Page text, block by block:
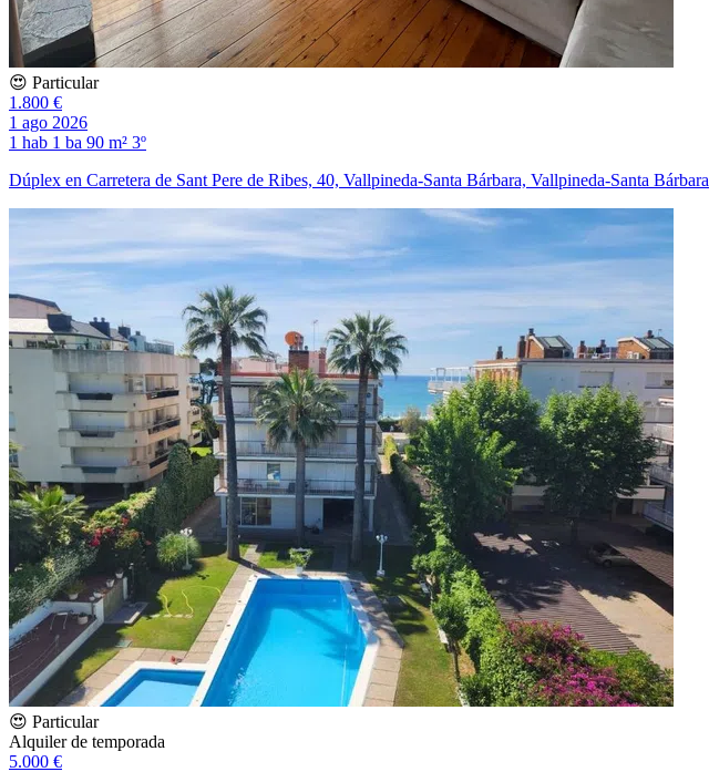
😍 Particular
1.800 €
1 ago 2026
1 hab 1 ba 90 m² 3º
Dúplex en Carretera de Sant Pere de Ribes, 40, Vallpineda-Santa Bárbara, Vallpineda-Santa Bárbara
😍 Particular
Alquiler de temporada
5.000 €